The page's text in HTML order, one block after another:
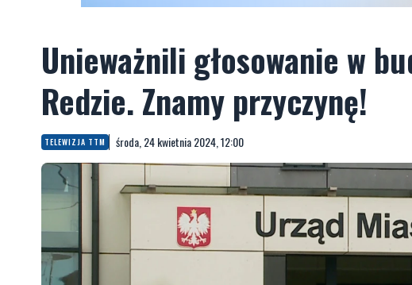
Unieważnili głosowanie w
Redzie. Znamy przyczynę!
TELEWIZJA TTM środa, 24 kwietnia 2024, 12:00